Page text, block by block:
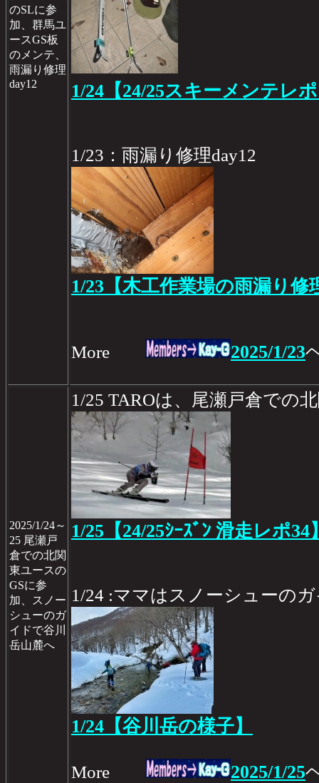
のSLに参
加、群馬ユ
ースGS板
のメンテ、
雨漏り修理
day12
1/24【24/25スキーメンテレ
1/23：雨漏り修理day12
1/23【木工作業場の雨漏り修
More 2025/1/23
2025/1/24～
25 尾瀬戸
倉での北関
東ユースの
GSに参
加、スノー
シューのガ
イドで谷川
岳山麓へ
1/25 TAROは、尾瀬戸倉での
1/25【24/25ｼｰｽﾞﾝ 滑走レポ34
1/24 :ママはスノーシューの
1/24【谷川岳の様子】
More 2025/1/25